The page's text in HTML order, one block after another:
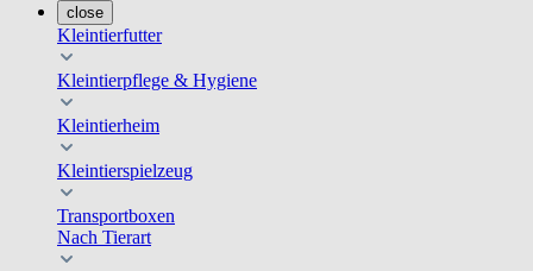
close
Kleintierfutter
Kleintierpflege & Hygiene
Kleintierheim
Kleintierspielzeug
Transportboxen
Nach Tierart